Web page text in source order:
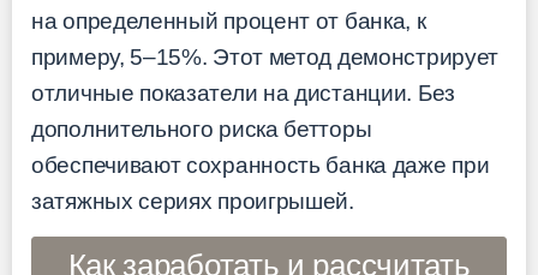
на определенный процент от банка, к
примеру, 5–15%. Этот метод демонстрирует
отличные показатели на дистанции. Без
дополнительного риска бетторы
обеспечивают сохранность банка даже при
затяжных сериях проигрышей.
Как заработать и рассчитать